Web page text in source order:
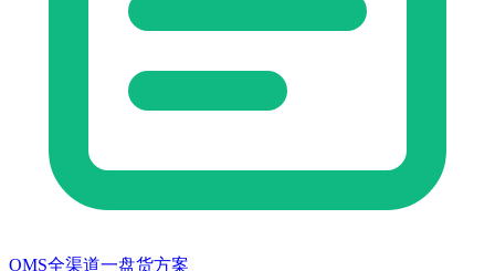
OMS全渠道一盘货方案